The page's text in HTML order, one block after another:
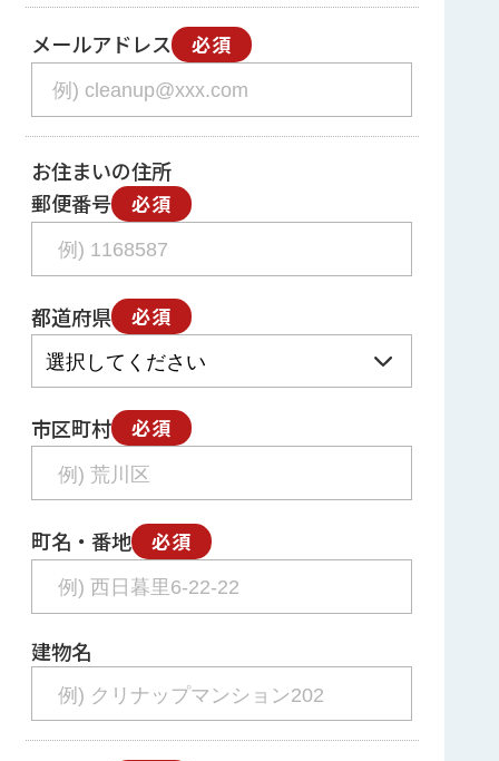
メールアドレス 必須
お住まいの住所
郵便番号
必須
都道府県 必須
市区町村 必須
町名・番地 必須
建物名